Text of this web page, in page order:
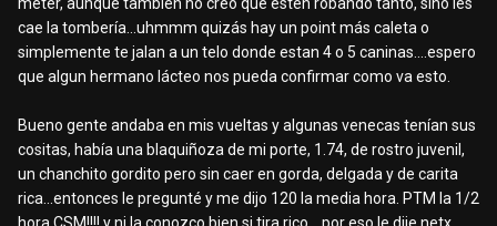
meter, aunque también no creo que esten robando tanto, sino les
cae la tombería...uhmmm quizás hay un point más caleta o
simplemente te jalan a un telo donde estan 4 o 5 caninas....espero
que algun hermano lácteo nos pueda confirmar como va esto.
Bueno gente andaba en mis vueltas y algunas venecas tenían sus
cositas, había una blaquiñoza de mi porte, 1.74, de rostro juvenil,
un chanchito gordito pero sin caer en gorda, delgada y de carita
rica...entonces le pregunté y me dijo 120 la media hora. PTM la 1/2